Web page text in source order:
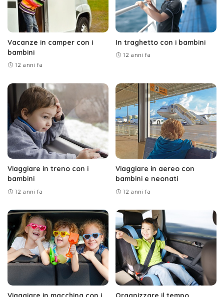
Vacanze in camper con i
bambini
12 anni fa
In traghetto con i bambini
12 anni fa
Viaggiare in treno con i
bambini
12 anni fa
Viaggiare in aereo con
bambini e neonati
12 anni fa
Viaggiare in macchina con i
Organizzare il tempo